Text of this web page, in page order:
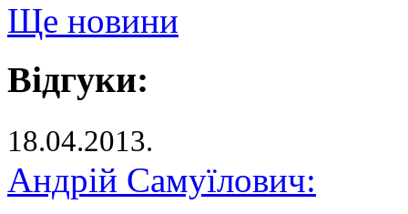
Ще новини
Відгуки:
18.04.2013.
Андрій Самуїлович: